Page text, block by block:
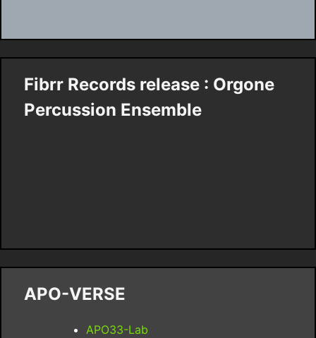
Fibrr Records release : Orgone
Percussion Ensemble
APO-VERSE
APO33-Lab